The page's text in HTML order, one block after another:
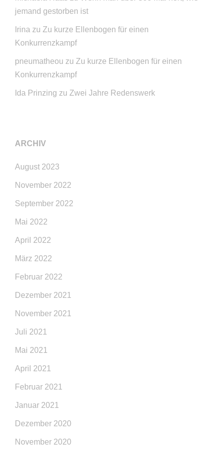
jemand gestorben ist
Irina zu Zu kurze Ellenbogen für einen
Konkurrenzkampf
pneumatheou zu Zu kurze Ellenbogen für einen
Konkurrenzkampf
Ida Prinzing zu Zwei Jahre Redenswerk
ARCHIV
August 2023
November 2022
September 2022
Mai 2022
April 2022
März 2022
Februar 2022
Dezember 2021
November 2021
Juli 2021
Mai 2021
April 2021
Februar 2021
Januar 2021
Dezember 2020
November 2020